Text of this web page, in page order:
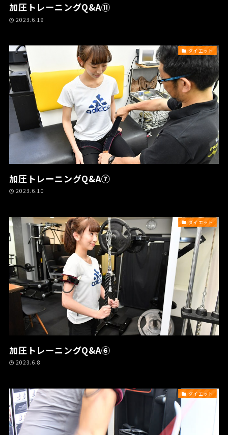
加圧トレーニングQ&A⑪
2023.6.19
ダイエット
加圧トレーニングQ&A⑦
2023.6.10
ダイエット
加圧トレーニングQ&A⑥
2023.6.8
ダイエット